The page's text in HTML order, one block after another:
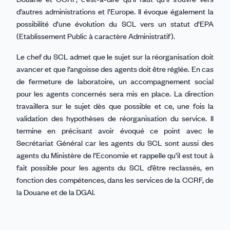
d’autres administrations et l’Europe. Il évoque également la
possibilité d’une évolution du SCL vers un statut d’EPA
(Etablissement Public à caractère Administratif).
Le chef du SCL admet que le sujet sur la réorganisation doit
avancer et que l’angoisse des agents doit être réglée. En cas
de fermeture de laboratoire, un accompagnement social
pour les agents concernés sera mis en place. La direction
travaillera sur le sujet dès que possible et ce, une fois la
validation des hypothèses de réorganisation du service. Il
termine en précisant avoir évoqué ce point avec le
Secrétariat Général car les agents du SCL sont aussi des
agents du Ministère de l’Economie et rappelle qu’il est tout à
fait possible pour les agents du SCL d’être reclassés, en
fonction des compétences, dans les services de la CCRF, de
la Douane et de la DGAl.